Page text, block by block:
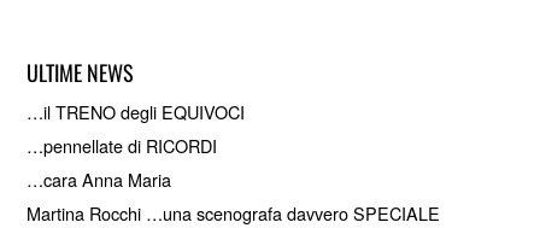
ULTIME NEWS
…il TRENO degli EQUIVOCI
…pennellate di RICORDI
…cara Anna Maria
Martina Rocchi …una scenografa davvero SPECIALE